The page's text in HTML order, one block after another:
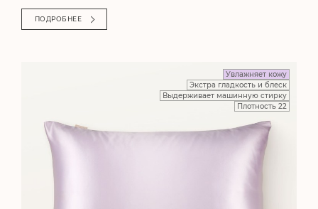
ПОДРОБНЕЕ
Увлажняет кожу
Экстра гладкость и блеск
Выдерживает машинную стирку
Плотность 22